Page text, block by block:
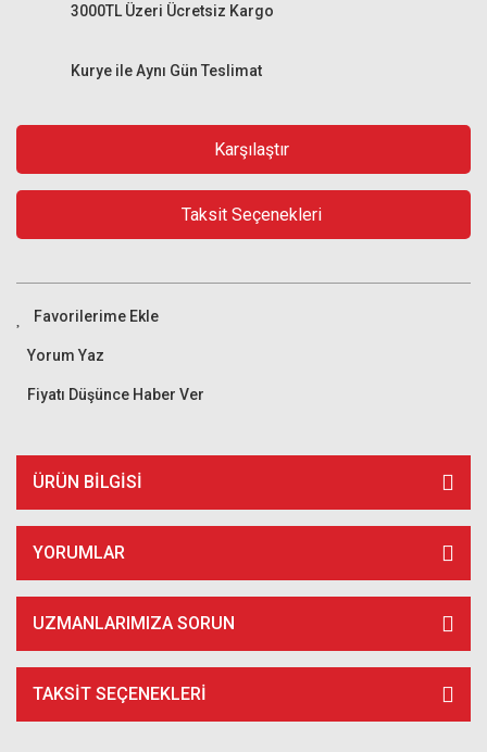
Kurye ile Aynı Gün Teslimat
3000TL Üzeri Ücretsiz Kargo
Karşılaştır
Taksit Seçenekleri
Yorum Yaz
Fiyatı Düşünce Haber Ver
ÜRÜN BILGISI
YORUMLAR
UZMANLARIMIZA SORUN
TAKSIT SEÇENEKLERI